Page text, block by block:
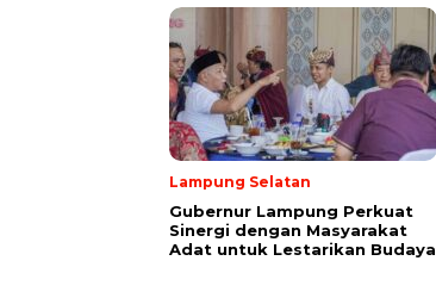
Lampung Selatan
Gubernur Lampung Perkuat
Sinergi dengan Masyarakat
Adat untuk Lestarikan Budaya